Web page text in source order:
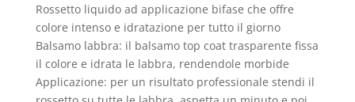
Rossetto liquido ad applicazione bifase che offre
colore intenso e idratazione per tutto il giorno
Balsamo labbra: il balsamo top coat trasparente fissa
il colore e idrata le labbra, rendendole morbide
Applicazione: per un risultato professionale stendi il